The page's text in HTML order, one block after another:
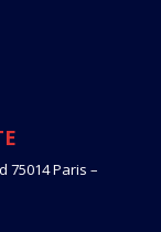
75014 Paris –